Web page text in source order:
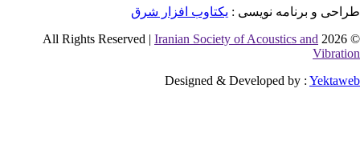
و برنامه نویسی : یکتاوب افزار شرق
©
Iranian Society of Acoustics and
Designed & Developed by :